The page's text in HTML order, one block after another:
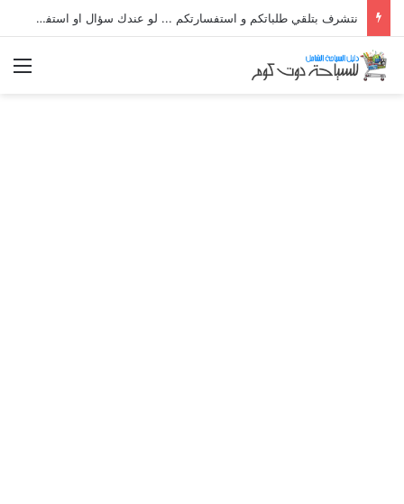
نتشرف بتلقي طلباتكم و استفسارتكم ... لو عندك سؤال او استفسار ماتدرددش فى طلب المساعدة